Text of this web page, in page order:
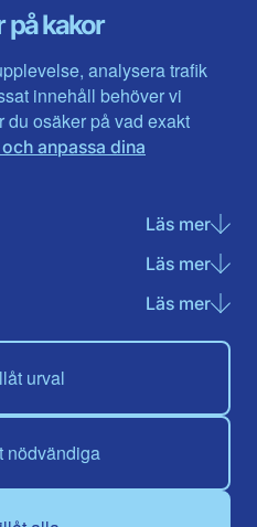
på kakor
analysera trafik
innehåll behöver vi
du osäker på vad exakt
anpassa dina
Läs merom
Läs merom
Läs merom
urval
nödvändiga
Värmlands län
Västerbotten
Västra Götaland
Västernorrland
Västmanland
Örebro län
Östergötland
medier